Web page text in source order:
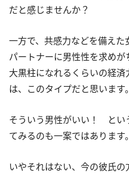
だと感じませんか？
一方で、共感力などを備えた
パートナーに男性性を求め
大黒柱になれるくらいの経
は、このタイプだと思います。
そういう男性がいい！ とい
てみるのも一案ではあります。
いやそれはない、今の彼氏